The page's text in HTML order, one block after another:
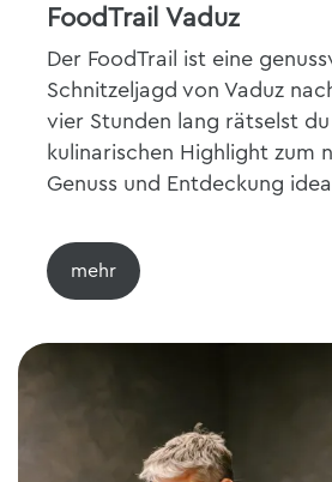
FoodTrail Vaduz
Der FoodTrail ist eine
Schnitzeljagd von Vaduz
vier Stunden lang rätselst
kulinarischen Highlight zum
Genuss und Entdeckung